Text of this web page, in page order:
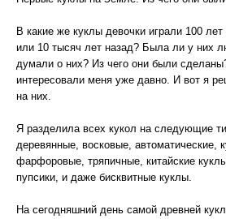
В какие же куклы девочки играли 100
или 10 тысяч лет назад? Была ли у них
думали о них? Из чего они были
интересовали меня уже давно. И вот я
на них.
Я разделила всех кукол на следующие
деревянные, восковые, автоматические,
фарфоровые, тряпичные, китайские
пупсики, и даже бисквитные куклы.
На сегодняшний день самой древней